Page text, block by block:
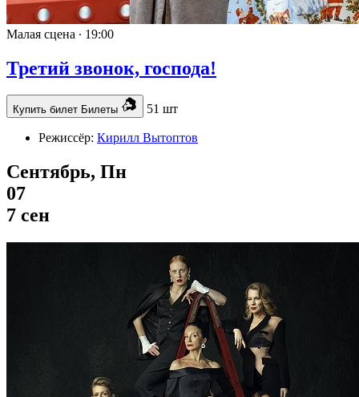
Малая сцена ∙ 19:00
Третий звонок, господа!
Купить билет Билеты 51 шт
Режиссёр: Кирилл Вытоптов
Сентябрь, Пн
07
7 сен